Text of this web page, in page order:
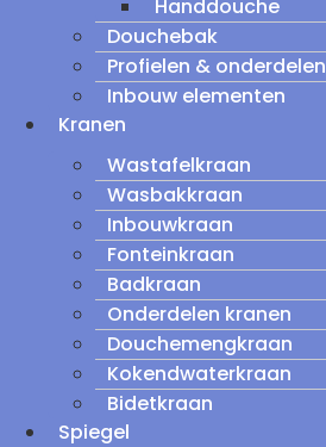
Handdouche
Douchebak
Profielen & onderdelen
Inbouw elementen
Kranen
Wastafelkraan
Wasbakkraan
Inbouwkraan
Fonteinkraan
Badkraan
Onderdelen kranen
Douchemengkraan
Kokendwaterkraan
Bidetkraan
Spiegel